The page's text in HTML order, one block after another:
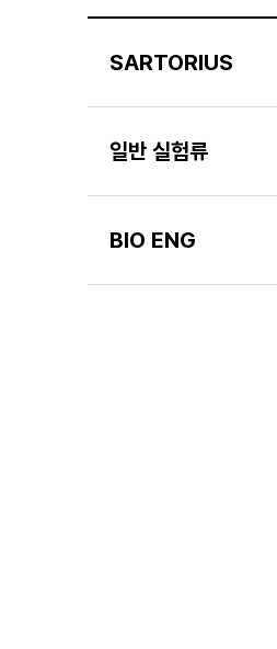
SARTORIUS
일반 실험류
BIO ENG